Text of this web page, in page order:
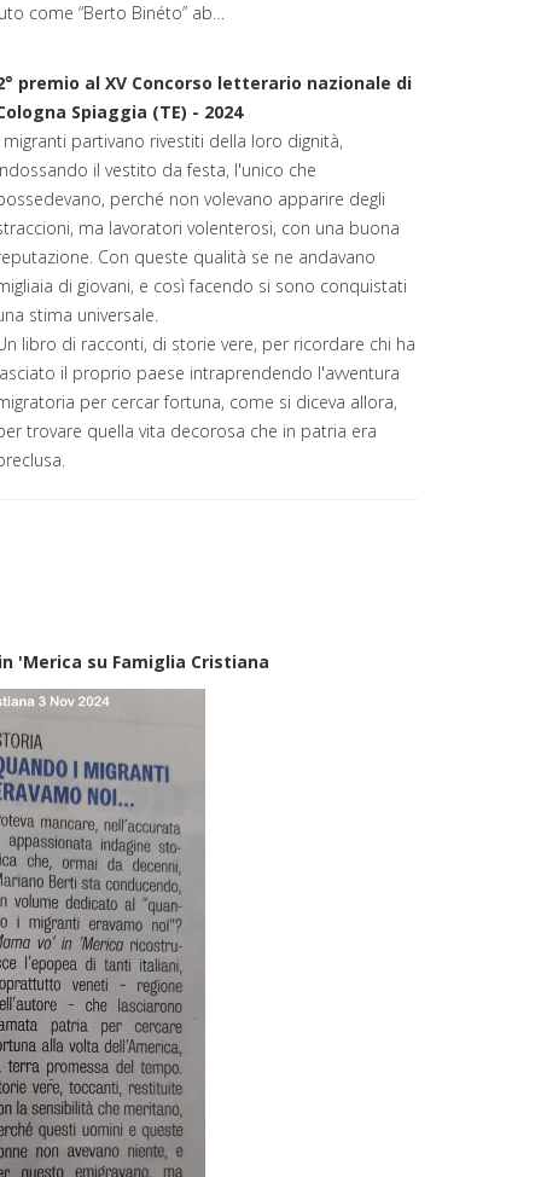
come “Berto Binéto” ab…
premio al XV Concorso letterario nazionale di
Spiaggia (TE) - 2024
migranti partivano rivestiti della loro dignità,
il vestito da festa, l'unico che
perché non volevano apparire degli
ma lavoratori volenterosi, con una buona
Con queste qualità se ne andavano
di giovani, e così facendo si sono conquistati
stima universale.
libro di racconti, di storie vere, per ricordare chi ha
il proprio paese intraprendendo l'avventura
per cercar fortuna, come si diceva allora,
trovare quella vita decorosa che in patria era
'Merica su Famiglia Cristiana